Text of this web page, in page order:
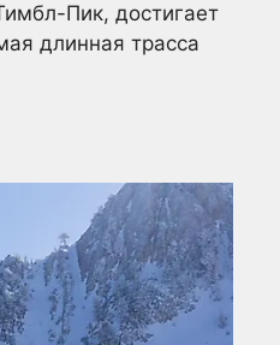
Пик, достигает
длинная трасса